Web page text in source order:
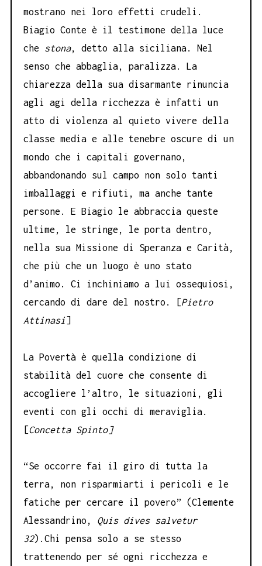
mostrano nei loro effetti crudeli.
Biagio Conte è il testimone della luce
che stona, detto alla siciliana. Nel
senso che abbaglia, paralizza. La
chiarezza della sua disarmante rinuncia
agli agi della ricchezza è infatti un
atto di violenza al quieto vivere della
classe media e alle tenebre oscure di un
mondo che i capitali governano,
abbandonando sul campo non solo tanti
imballaggi e rifiuti, ma anche tante
persone. E Biagio le abbraccia queste
ultime, le stringe, le porta dentro,
nella sua Missione di Speranza e Carità,
che più che un luogo è uno stato
d’animo. Ci inchiniamo a lui ossequiosi,
cercando di dare del nostro. [Pietro
Attinasi ]
La Povertà è quella condizione di
stabilità del cuore che consente di
accogliere l’altro, le situazioni, gli
eventi con gli occhi di meraviglia.
[Concetta Spinto]
“Se occorre fai il giro di tutta la
terra, non risparmiarti i pericoli e le
fatiche per cercare il povero” (Clemente
Alessandrino, Quis dives salvetur
32).Chi pensa solo a se stesso
trattenendo per sé ogni ricchezza e